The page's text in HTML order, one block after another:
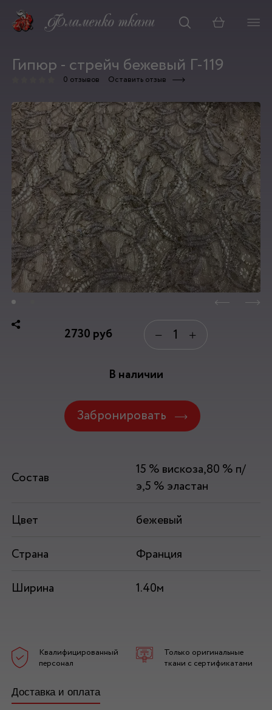
Корзина
Гипюр - стрейч бежевый Г-119
0 отзывов Оставить отзыв
2730 руб − +
В наличии
Забронировать
Состав
15 % вискоза,80 % п/
э,5 % эластан
Цвет
бежевый
Страна
Франция
Ширина
1.40м
Квалифицированный
персонал
Только оригинальные
ткани с сертификатами
Доставка и оплата